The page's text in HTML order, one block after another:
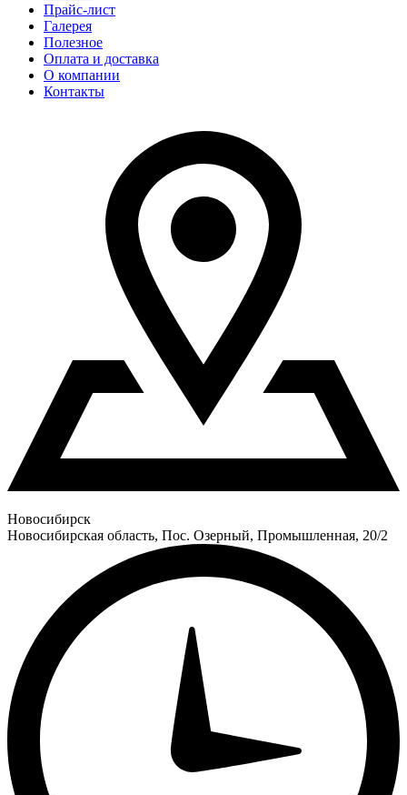
Прайс-лист
Галерея
Полезное
Оплата и доставка
О компании
Контакты
Новосибирск
Новосибирская область, Пос. Озерный, Промышленная, 20/2